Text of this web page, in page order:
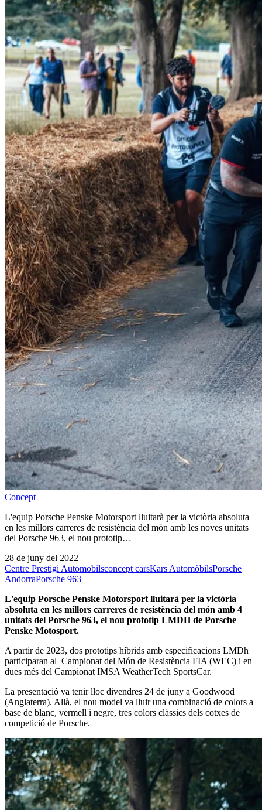
Concept
L'equip Porsche Penske Motorsport lluitarà per la victòria absoluta
en les millors carreres de resistència del món amb les noves unitats
del Porsche 963, el nou prototip…
28 de juny del 2022
Centre Prestigi Automobilsconcept carsKars AutomòbilsPorsche
AndorraPorsche 963
L'equip Porsche Penske Motorsport lluitarà per la victòria
absoluta en les millors carreres de resistència del món amb 4
unitats del Porsche 963, el nou prototip LMDH de Porsche
Penske Motosport.
A partir de 2023, dos prototips híbrids amb especificacions LMDh
participaran al Campionat del Món de Resistència FIA (WEC) i en
dues més del Campionat IMSA WeatherTech SportsCar.
La presentació va tenir lloc divendres 24 de juny a Goodwood
(Anglaterra). Allà, el nou model va lluir una combinació de colors a
base de blanc, vermell i negre, tres colors clàssics dels cotxes de
competició de Porsche.